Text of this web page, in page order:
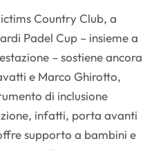
Country Club, a
Padel Cup – insieme a
– sostiene ancora
e Marco Ghirotto,
di inclusione
infatti, porta avanti
supporto a bambini e